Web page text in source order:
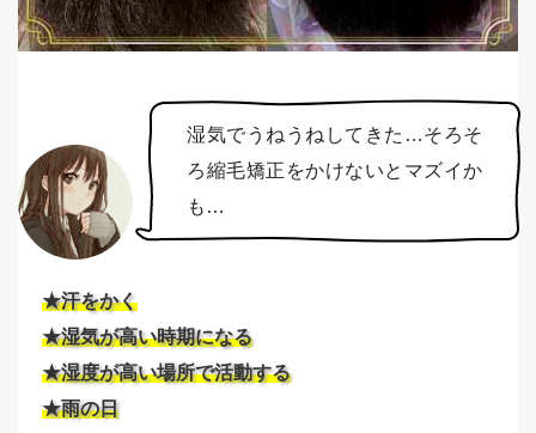
湿気でうねうねしてきた…そろそ
ろ縮毛矯正をかけないとマズイか
も…
★汗をかく
★湿気が高い時期になる
★湿度が高い場所で活動する
★雨の日